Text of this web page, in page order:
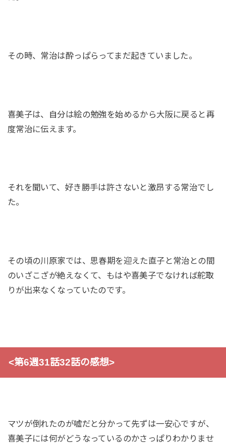
その時、常治は酔っぱらってまだ起きていました。
喜美子は、自分は絵の勉強を始めるから大阪に戻ると再
度常治に伝えます。
それを聞いて、好き勝手は許さないと激昂する常治でし
た。
その頃の川原家では、思春期を迎えた直子と常治との間
のいざこざが絶えなくて、もはや喜美子でなければ舵取
りが出来なくなっていたのです。
<第6週31話32話の感想>
マツが倒れたのが嘘だと分かって先ずは一安心ですが、
喜美子には何がどうなっているのかさっぱりわかりませ